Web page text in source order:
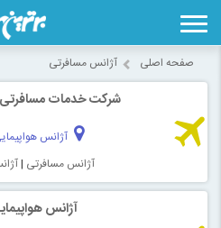
صفحه اصلی آژانس مسافرتی
شرکت خدمات مسافرتی
آژانس
آژانس مسافرتی |
آژانس